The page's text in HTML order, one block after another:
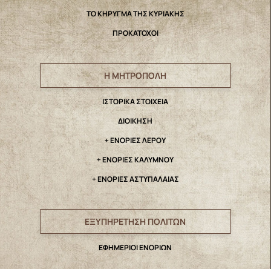
ΤΟ ΚΗΡΥΓΜΑ ΤΗΣ ΚΥΡΙΑΚΗΣ
ΠΡΟΚΑΤΟΧΟΙ
Η ΜΗΤΡΟΠΟΛΗ
IΣΤΟΡΙΚΑ ΣΤΟΙΧΕΙΑ
ΔΙΟΙΚΗΣΗ
+ ΕΝΟΡΙΕΣ ΛΕΡΟΥ
+ ΕΝΟΡΙΕΣ ΚΑΛΥΜΝΟΥ
+ ΕΝΟΡΙΕΣ ΑΣΤΥΠΑΛΑΙΑΣ
ΕΞΥΠΗΡΕΤΗΣΗ ΠΟΛΙΤΩΝ
ΕΦΗΜΕΡΙΟΙ ΕΝΟΡΙΩΝ